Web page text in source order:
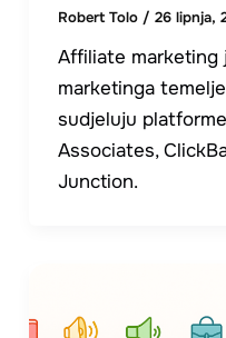
Robert Tolo / 26 lipnja,
Affiliate marketing
marketinga
sudjeluju
Associates,
Junction.